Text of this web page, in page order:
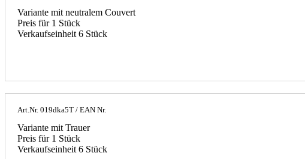
Variante mit neutralem Couvert
Preis für 1 Stück
Verkaufseinheit 6 Stück
Art.Nr. 019dka5T / EAN Nr.
Variante mit Trauer
Preis für 1 Stück
Verkaufseinheit 6 Stück